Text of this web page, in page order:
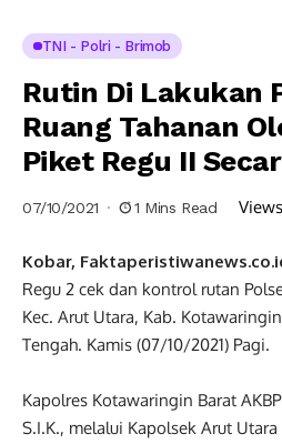
TNI - Polri - Brimob
Rutin Di Lakukan
Ruang Tahanan
Piket Regu II
07/10/2021 1 Mins Read
Kobar,
Regu 2 cek dan kontrol rutan
Kec. Arut Utara, Kab.
Tengah. Kamis (07/10/2021) Pagi.
Kapolres Kotawaringin Barat
S.I.K., melalui Kapolsek Arut Utara